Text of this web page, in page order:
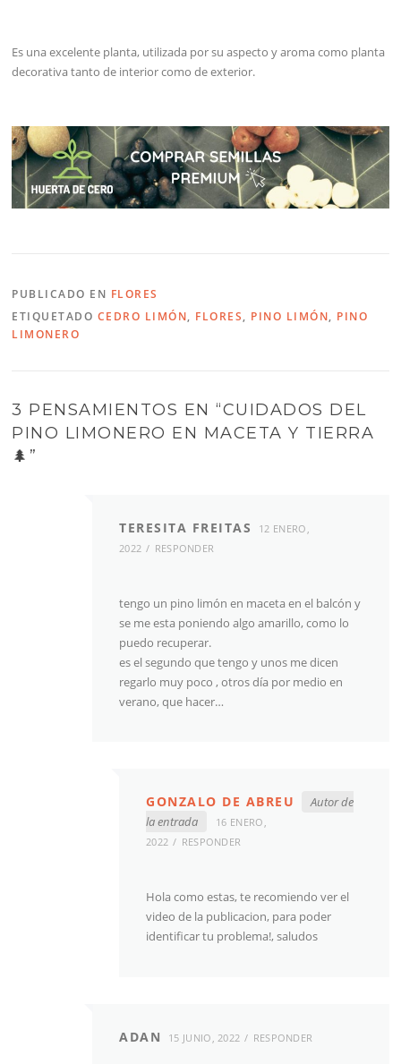
Es una excelente planta, utilizada por su aspecto y aroma como planta
decorativa tanto de interior como de exterior.
PUBLICADO EN FLORES
ETIQUETADO CEDRO LIMÓN, FLORES, PINO LIMÓN, PINO
LIMONERO
3 PENSAMIENTOS EN “CUIDADOS DEL
PINO LIMONERO EN MACETA Y TIERRA
🌲 ”
TERESITA FREITAS
12 ENERO,
2022
RESPONDER
tengo un pino limón en maceta en el balcón y
se me esta poniendo algo amarillo, como lo
puedo recuperar.
es el segundo que tengo y unos me dicen
regarlo muy poco , otros día por medio en
verano, que hacer…
GONZALO DE ABREU
Autor de
la entrada
16 ENERO,
2022
RESPONDER
Hola como estas, te recomiendo ver el
video de la publicacion, para poder
identificar tu problema!, saludos
ADAN 15 JUNIO, 2022 RESPONDER